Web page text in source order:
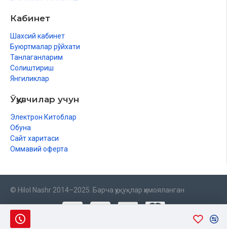
Кабинет
Шахсий кабинет
Буюртмалар рўйхати
Танлаганларим
Солиштириш
Янгиликлар
Ўқувчилар учун
Электрон Китоблар
Обуна
Сайт харитаси
Оммавий оферта
© Hilol Nashr 2014–2025. Барча ҳуқуқлар ҳимояланган